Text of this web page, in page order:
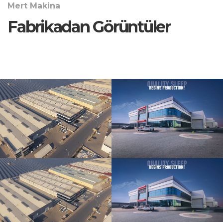
Mert Makina
Fabrikadan Görüntüler